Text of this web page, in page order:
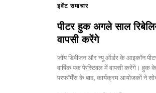
इवेंट समाचार
पीटर हुक अगले साल
वापसी करेंगे
जॉय डिवीजन और न्यू ऑर्डर के आइकॉन
वार्षिक पंक फेस्टिवल में वापसी करेंगे। हुक के
परफॉर्मेंस के बाद, कार्यक्रम आयोजकों ने